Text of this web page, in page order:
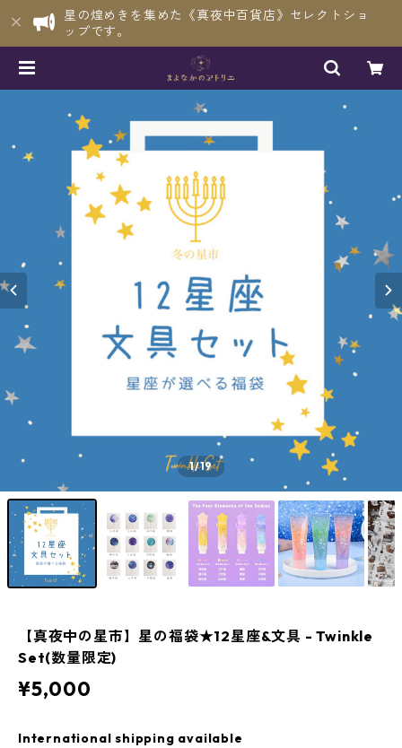
星の煌めきを集めた《真夜中百貨店》セレクトショ
ップです。
1/19
【真夜中の星市】星の福袋★12星座&文具 - Twinkle
Set(数量限定)
¥5,000
International shipping available